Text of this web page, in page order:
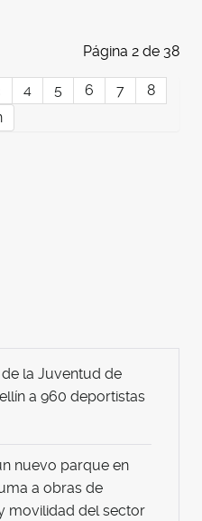
Página 2 de 38
4 5 6 7
8
la Juventud de
a 960 deportistas
nuevo parque en
a obras de
movilidad del sector